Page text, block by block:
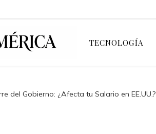
TECNOLOGÍA
del Gobierno: ¿Afecta tu Salario en EE.UU.?